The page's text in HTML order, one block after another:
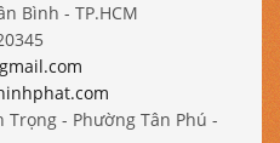
Bình - TP.HCM
- Phường Tân Phú -